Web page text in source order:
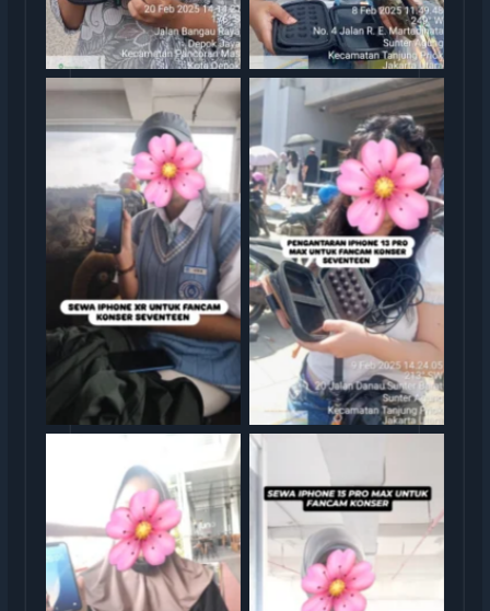
Serah Terima Sewa iPhone
XR Konser Seventeen
Serah Terima Sewa iPhone
13 Pro Max Konser
Seventeen
Serah Terima Sewa iPhone
Serah Terima Sewa iPhone